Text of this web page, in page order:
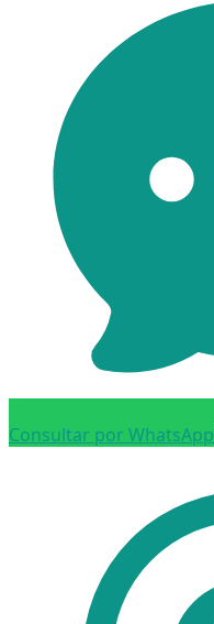
Consultar por WhatsApp